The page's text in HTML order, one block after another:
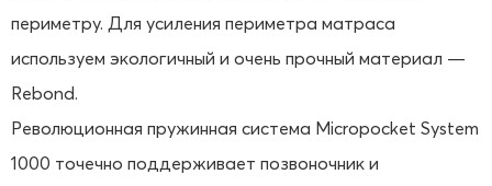
периметру. Для усиления периметра матраса
используем экологичный и очень прочный материал —
Rebond.
Революционная пружинная система Micropocket System
1000 точечно поддерживает позвоночник и